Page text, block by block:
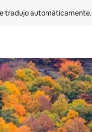
tradujo automáticamente.